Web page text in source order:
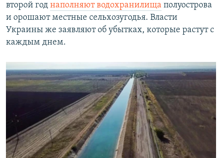
второй год наполняют водохранилища полуострова
и орошают местные сельхозугодья. Власти
Украины же заявляют об убытках, которые растут с
каждым днем.